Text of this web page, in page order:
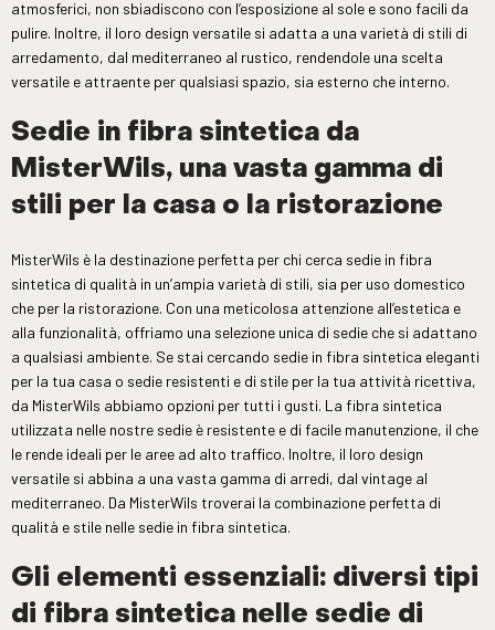
atmosferici, non sbiadiscono con l’esposizione al sole e sono facili da
pulire. Inoltre, il loro design versatile si adatta a una varietà di stili di
arredamento, dal mediterraneo al rustico, rendendole una scelta
versatile e attraente per qualsiasi spazio, sia esterno che interno.
Sedie in fibra sintetica da
MisterWils, una vasta gamma di
stili per la casa o la ristorazione
MisterWils è la destinazione perfetta per chi cerca sedie in fibra
sintetica di qualità in un’ampia varietà di stili, sia per uso domestico
che per la ristorazione. Con una meticolosa attenzione all’estetica e
alla funzionalità, offriamo una selezione unica di sedie che si adattano
a qualsiasi ambiente. Se stai cercando sedie in fibra sintetica eleganti
per la tua casa o sedie resistenti e di stile per la tua attività ricettiva,
da MisterWils abbiamo opzioni per tutti i gusti. La fibra sintetica
utilizzata nelle nostre sedie è resistente e di facile manutenzione, il che
le rende ideali per le aree ad alto traffico. Inoltre, il loro design
versatile si abbina a una vasta gamma di arredi, dal vintage al
mediterraneo. Da MisterWils troverai la combinazione perfetta di
qualità e stile nelle sedie in fibra sintetica.
Gli elementi essenziali: diversi tipi
di fibra sintetica nelle sedie di